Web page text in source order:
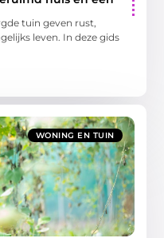
tuin geven rust,
leven. In deze gids
WONING EN TUIN